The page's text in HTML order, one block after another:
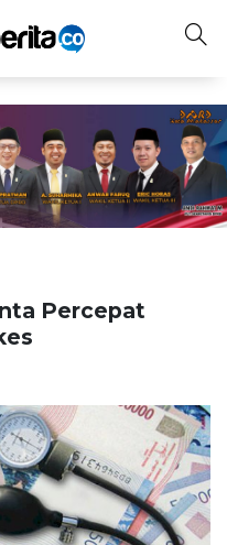
Percepat